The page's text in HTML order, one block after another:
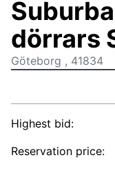
dörrars
Göteborg , 41834
Highest bid:
Reservation price: